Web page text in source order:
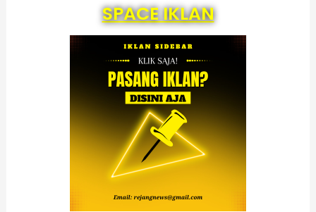
SPACE IKLAN